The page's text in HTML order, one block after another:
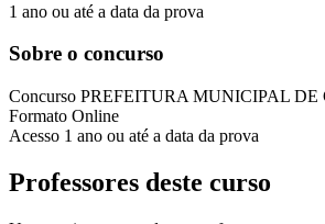
1 ano ou até a data da prova
Sobre o concurso
Concurso PREFEITURA MUNICIPAL DE
Formato Online
Acesso 1 ano ou até a data da prova
Professores deste curso